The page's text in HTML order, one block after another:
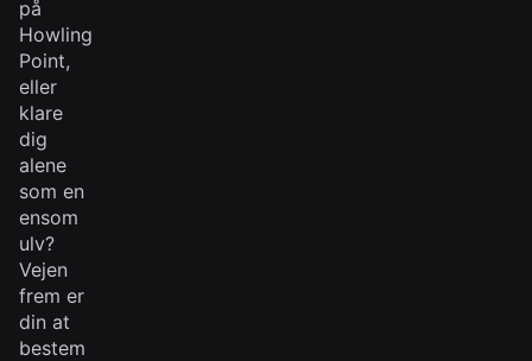
på
Howling
Point,
eller
klare
dig
alene
som en
ensom
ulv?
Vejen
frem er
din at
bestem